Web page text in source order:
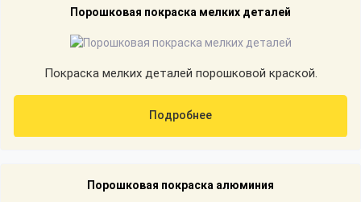
Порошковая покраска мелких деталей
Покраска мелких деталей порошковой краской.
Подробнее
Порошковая покраска алюминия